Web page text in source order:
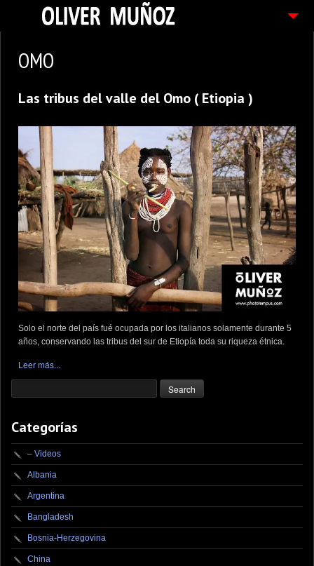
FOTOGRAFIAS
CONTACTO
OMO
Las tribus del valle del Omo ( Etiopia )
Solo el norte del país fué ocupada por los italianos solamente durante 5
años, conservando las tribus del sur de Etiopía toda su riqueza étnica.
Leer más...
Categorías
– Videos
Albania
Argentina
Bangladesh
Bosnia-Herzegovina
China